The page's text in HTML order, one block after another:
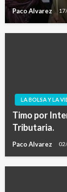
Paco Alvarez
LA BOLSA Y LA
Timo por
Tributaria.
Paco Alvarez